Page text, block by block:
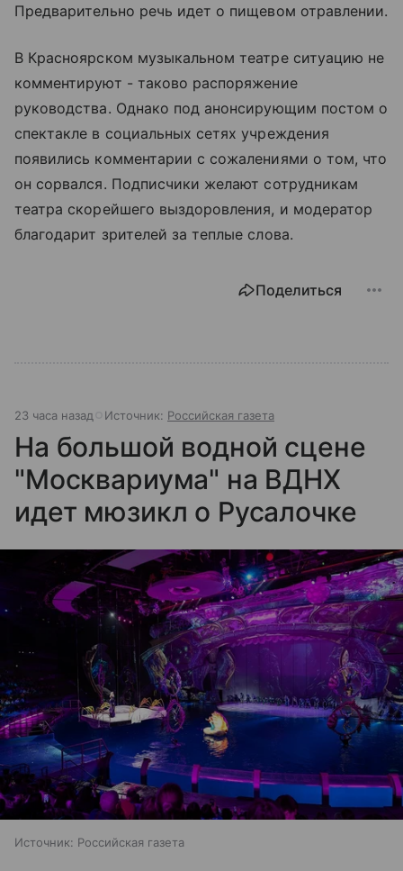
Предварительно речь идет о пищевом отравлении.
В Красноярском музыкальном театре ситуацию не
комментируют - таково распоряжение
руководства. Однако под анонсирующим постом о
спектакле в социальных сетях учреждения
появились комментарии с сожалениями о том, что
он сорвался. Подписчики желают сотрудникам
театра скорейшего выздоровления, и модератор
благодарит зрителей за теплые слова.
Поделиться
23 часа назад Источник: Российская газета
На большой водной сцене
"Москвариума" на ВДНХ
идет мюзикл о Русалочке
Источник: Российская газета